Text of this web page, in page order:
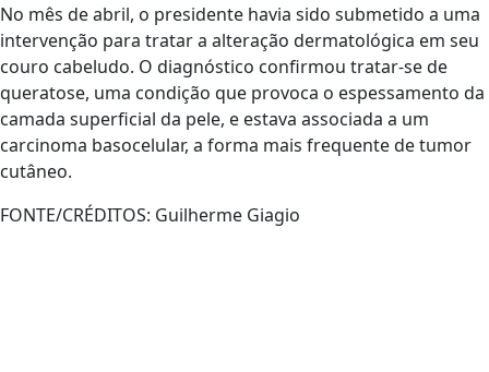
No mês de abril, o presidente havia sido submetido a uma
intervenção para tratar a alteração dermatológica em seu
couro cabeludo. O diagnóstico confirmou tratar-se de
queratose, uma condição que provoca o espessamento da
camada superficial da pele, e estava associada a um
carcinoma basocelular, a forma mais frequente de tumor
cutâneo.
FONTE/CRÉDITOS: Guilherme Giagio